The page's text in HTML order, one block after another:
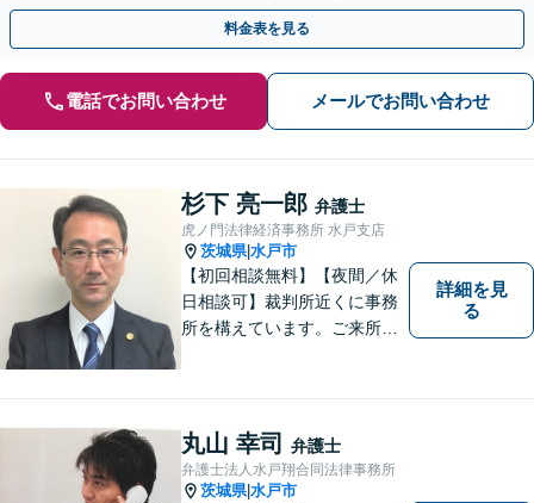
ざいましたらお気軽にご相談ください。
料金表を見る
電話でお問い合わせ メールでお問い合わせ
杉下 亮一郎 弁護士
虎ノ門法律経済事務所 水戸支店
茨城県|水戸市
【初回相談無料】【夜間／休
日相談可】裁判所近くに事務
所を構えています。ご来所・
談ください。ご依頼者様とと
もに最善の解決を目指しま
す。
詳細を見
る
丸山 幸司 弁護士
弁護士法人水戸翔合同法律事務所
茨城県|水戸市